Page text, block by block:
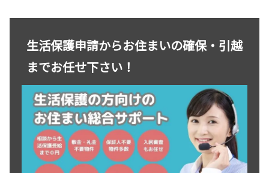
ください。
生活保護申請からお住まいの確保・引越
までお任せ下さい！